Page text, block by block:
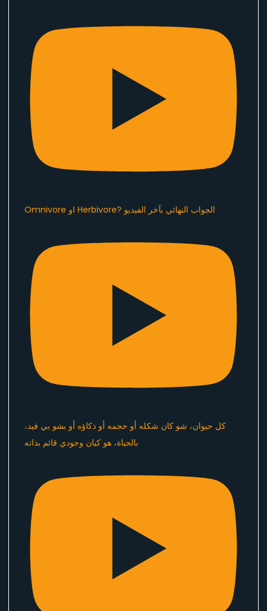
Omnivore او Herbivore? الجواب النهائي بآخر الفيديو
كل حيوان، شو كان شكله أو حجمه أو ذكاؤه أو بشو بي فيد،
بالحياة، هو كيان وجودي قائم بذاته